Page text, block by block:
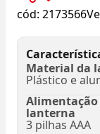
cód: 2173566
Material da
Plástico e
Alimentação
lanterna
3 pilhas AAA